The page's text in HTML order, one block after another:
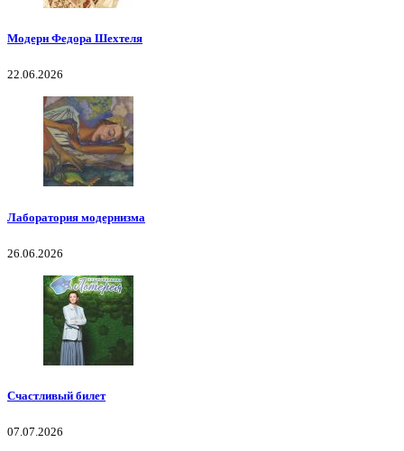
Модерн Федора Шехтеля
22.06.2026
Лаборатория модернизма
26.06.2026
Счастливый билет
07.07.2026